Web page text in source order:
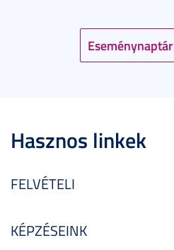
Eseménynaptár
Hasznos linkek
FELVÉTELI
KÉPZÉSEINK